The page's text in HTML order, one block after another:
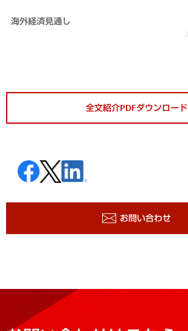
海外経済見通し
全文紹介PDFダウンロード
お問い合わせ